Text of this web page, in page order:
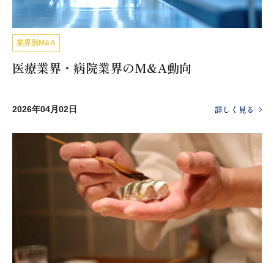
業界別M&A
医療業界・病院業界のM&A動向
2026年04月02日 詳しく見る